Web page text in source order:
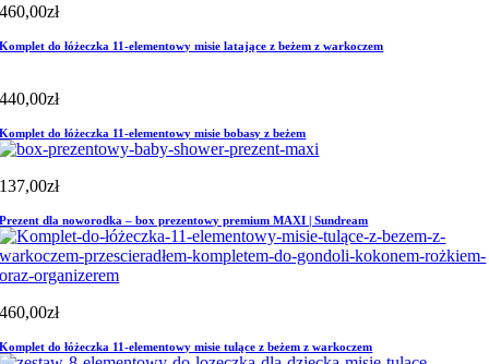
460,00zł
Komplet do łóżeczka 11-elementowy misie latające z beżem z warkoczem
440,00zł
Komplet do łóżeczka 11-elementowy misie bobasy z beżem
137,00zł
Prezent dla noworodka – box prezentowy premium MAXI | Sundream
460,00zł
Komplet do łóżeczka 11-elementowy misie tulące z beżem z warkoczem